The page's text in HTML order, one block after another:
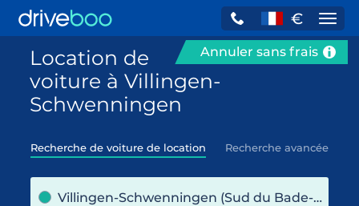
€
Annuler sans frais
Location de
voiture à Villingen-
Schwenningen
Recherche de voiture de location Recherche avancée
Villingen-Schwenningen (Sud du Bade-Wurtemberg / Allemagne)